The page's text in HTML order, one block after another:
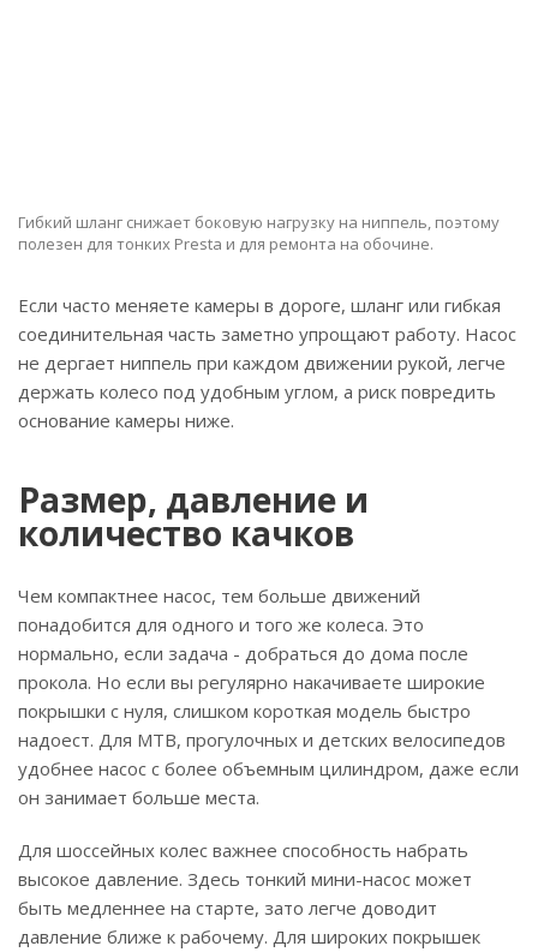
Гибкий шланг снижает боковую нагрузку на ниппель, поэтому
полезен для тонких Presta и для ремонта на обочине.
Если часто меняете камеры в дороге, шланг или гибкая
соединительная часть заметно упрощают работу. Насос
не дергает ниппель при каждом движении рукой, легче
держать колесо под удобным углом, а риск повредить
основание камеры ниже.
Размер, давление и
количество качков
Чем компактнее насос, тем больше движений
понадобится для одного и того же колеса. Это
нормально, если задача - добраться до дома после
прокола. Но если вы регулярно накачиваете широкие
покрышки с нуля, слишком короткая модель быстро
надоест. Для MTB, прогулочных и детских велосипедов
удобнее насос с более объемным цилиндром, даже если
он занимает больше места.
Для шоссейных колес важнее способность набрать
высокое давление. Здесь тонкий мини-насос может
быть медленнее на старте, зато легче доводит
давление ближе к рабочему. Для широких покрышек